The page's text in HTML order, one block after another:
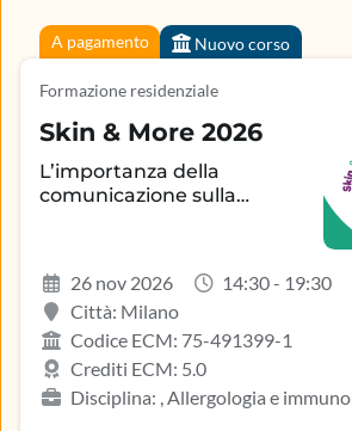
A pagamento Nuovo corso
Formazione residenziale
Skin & More 2026
L’importanza della
comunicazione sulla
dermatologica
26 nov 2026
14:30 - 19:30
Città: Milano
Codice ECM: 75-491399-1
Crediti ECM: 5.0
Disciplina: , Allergologia e